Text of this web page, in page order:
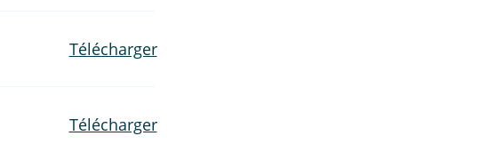
Télécharger
Télécharger